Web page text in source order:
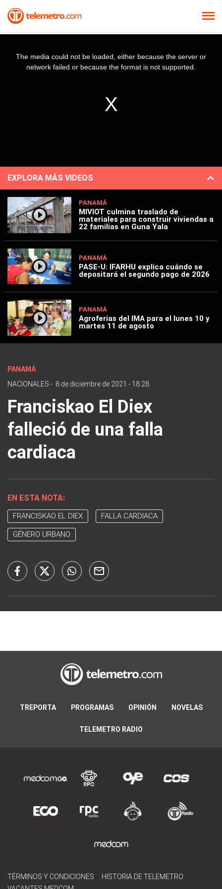
The media could not be loaded, either because the server or
network failed or because the format is not supported.
EXPLORA MÁS VIDEOS
PANAMÁ
MIVIOT culmina traslado de
materiales para construir viviendas a
22 familias en Guna Yala
PANAMÁ
PASE-U: IFARHU explica cuándo se
depositará el segundo pago de 2026
PANAMÁ
Agroferias del IMA para el lunes 10 y
martes 11 de agosto
PANAMÁ
NACIONALES - 8 de diciembre de 2021 - 18:28
Franciskao El Diex
falleció de una falla
cardiaca
EN ESTA NOTA:
FRANCISKAO EL DIEX FALLA CARDIACA
GÉNERO URBANO
TREPORTA PROGRAMAS OPINIÓN NOVELAS
TELEMETRO RADIO
TÉRMINOS Y CONDICIONES
HISTORIA DE TELEMETRO